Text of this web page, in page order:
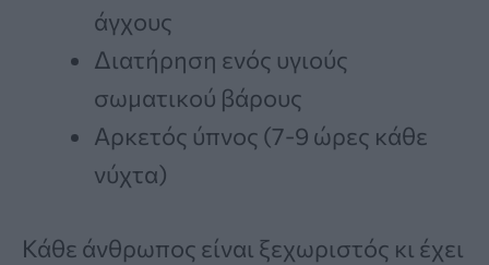
άγχους
Διατήρηση ενός υγιούς
σωματικού βάρους
Αρκετός ύπνος (7-9 ώρες κάθε
νύχτα)
Κάθε άνθρωπος είναι ξεχωριστός κι έχει